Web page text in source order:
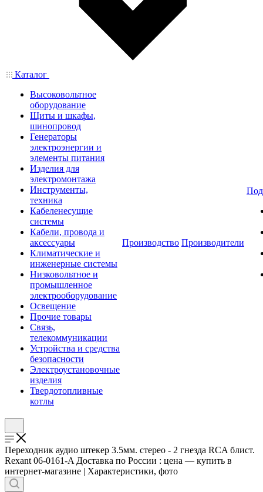
Каталог
Высоковольтное
оборудование
Щиты и шкафы,
шинопровод
Генераторы
электроэнергии и
элементы питания
Изделия для
электромонтажа
Инструменты,
техника
Кабеленесущие
системы
Кабели, провода и
аксессуары
Климатические и
инженерные системы
Низковольтное и
промышленное
электрооборудование
Освещение
Прочие товары
Связь,
телекоммуникации
Устройства и средства
безопасности
Электроустановочные
изделия
Твердотопливные
котлы
Производство Производители
Переходник аудио штекер 3.5мм. стерео - 2 гнезда RCA блист.
Rexant 06-0161-A Доставка по России : цена — купить в
интернет-магазине | Характеристики, фото